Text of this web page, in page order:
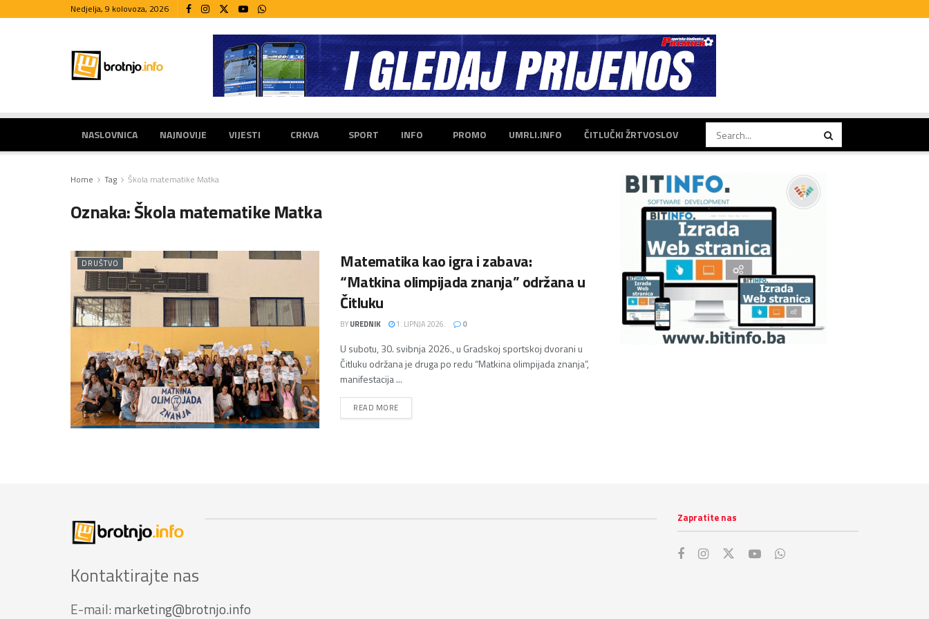
Nedjelja, 9 kolovoza, 2026
NASLOVNICA NAJNOVIJE VIJESTI CRKVA SPORT INFO PROMO UMRLI.INFO ČITLUČKI ŽRTVOSLOV
Home Tag Škola matematike Matka
Oznaka:Škola matematike Matka
DRUŠTVO
Matematika kao igra i zabava:
“Matkina olimpijada znanja” održana u
Čitluku
BYUREDNIK 1. LIPNJA 2026. 0
U subotu, 30. svibnja 2026., u Gradskoj sportskoj dvorani u
Čitluku održana je druga po redu “Matkina olimpijada znanja”,
manifestacija ...
READ MOREDETAILS
Kontaktirajte nas
E-mail: marketing@brotnjo.info
Zapratite nas